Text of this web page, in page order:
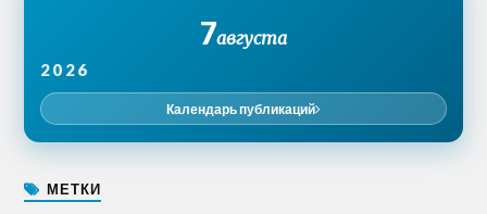
7августа
2026
Календарь публикаций
МЕТКИ